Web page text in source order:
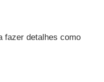
fazer detalhes como